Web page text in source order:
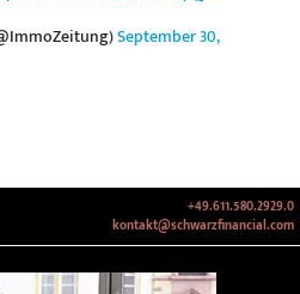
September 30,
+49.611.580.2929.0
kontakt@schwarzfinancial.com